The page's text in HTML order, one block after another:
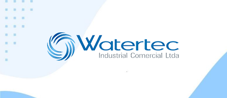
Pular
para
conteúdo